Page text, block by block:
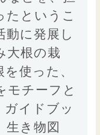
たというこ
動に発展し
大根の栽
使った、
モチーフと
ガイドブッ
生き物図